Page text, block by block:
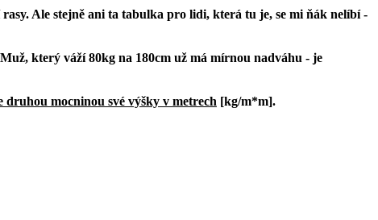
Ale stejně ani ta tabulka pro lidi, která tu je, se mi ňák nelíbí -
který váží 80kg na 180cm už má mírnou nadváhu - je
mocninou své výšky v metrech [kg/m*m].